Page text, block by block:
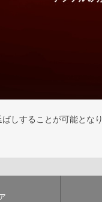
しすることが可能とな